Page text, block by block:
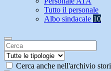
Tutto il personale
Albo sindacale 10
Cerca anche nell'archivio